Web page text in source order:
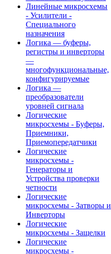
Линейные микросхемы
- Усилители -
Специального
назначения
Логика — буферы,
регистры и инверторы
—
многофункциональные,
конфигурируемые
Логика —
преобразователи
уровней сигнала
Логические
микросхемы - Буферы,
Приемники,
Приемопередатчики
Логические
микросхемы -
Генераторы и
Устройства проверки
четности
Логические
микросхемы - Затворы и
Инверторы
Логические
микросхемы - Защелки
Логические
микросхемы -